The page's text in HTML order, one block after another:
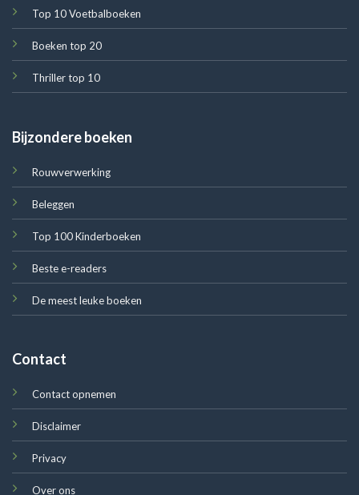
Top 10 Voetbalboeken
Boeken top 20
Thriller top 10
Bijzondere boeken
Rouwverwerking
Beleggen
Top 100 Kinderboeken
Beste e-readers
De meest leuke boeken
Contact
Contact opnemen
Disclaimer
Privacy
Over ons